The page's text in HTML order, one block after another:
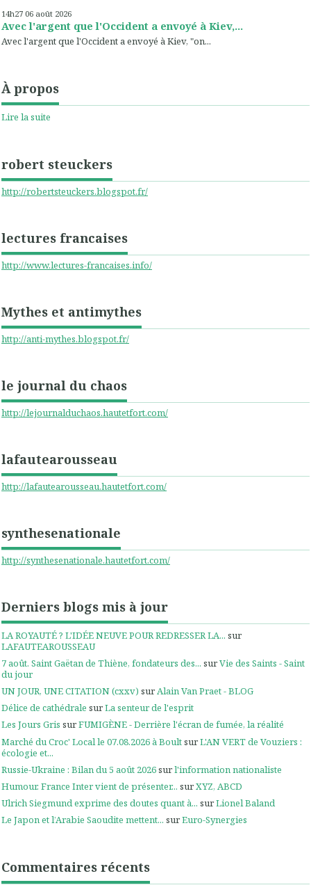
14h27 06 août 2026
Avec l'argent que l'Occident a envoyé à Kiev,...
Avec l'argent que l'Occident a envoyé à Kiev, "on...
À propos
Lire la suite
robert steuckers
http://robertsteuckers.blogspot.fr/
lectures francaises
http://www.lectures-francaises.info/
Mythes et antimythes
http://anti-mythes.blogspot.fr/
le journal du chaos
http://lejournalduchaos.hautetfort.com/
lafautearousseau
http://lafautearousseau.hautetfort.com/
synthesenationale
http://synthesenationale.hautetfort.com/
Derniers blogs mis à jour
LA ROYAUTÉ ? L'IDÉE NEUVE POUR REDRESSER LA... sur
LAFAUTEAROUSSEAU
7 août. Saint Gaëtan de Thiène, fondateurs des... surVie des Saints - Saint
du jour
UN JOUR, UNE CITATION (cxxv) surAlain Van Praet - BLOG
Délice de cathédrale surLa senteur de l'esprit
Les Jours Gris surFUMIGÈNE - Derrière l'écran de fumée, la réalité
Marché du Croc' Local le 07.08.2026 à BoultsurL'AN VERT de Vouziers :
écologie et...
Russie-Ukraine : Bilan du 5 août 2026surl'information nationaliste
Humour. France Inter vient de présenter... surXYZ, ABCD
Ulrich Siegmund exprime des doutes quant à... surLionel Baland
Le Japon et l’Arabie Saoudite mettent... surEuro-Synergies
Commentaires récents